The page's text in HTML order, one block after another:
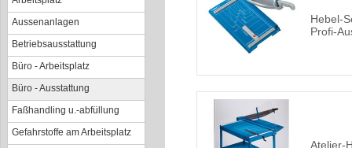
Aussenanlagen
Betriebsausstattung
Büro - Arbeitsplatz
Büro - Ausstattung
Faßhandling u.-abfüllung
Gefahrstoffe am Arbeitsplatz
Hebel-
Profi-
Atelier-